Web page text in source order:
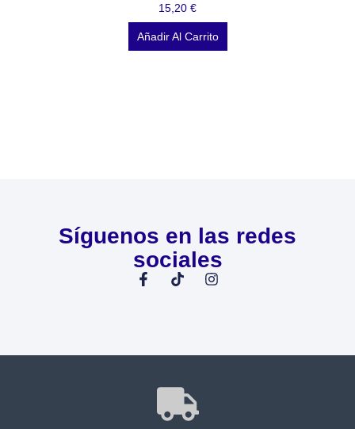
15,20 €
Añadir Al Carrito
Síguenos en las redes
sociales